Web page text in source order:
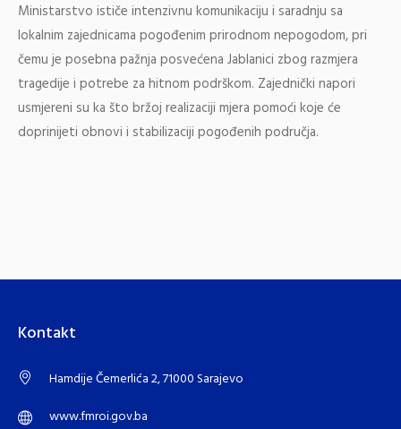
Ministarstvo ističe intenzivnu komunikaciju i saradnju sa
lokalnim zajednicama pogođenim prirodnom nepogodom, pri
čemu je posebna pažnja posvećena Jablanici zbog razmjera
tragedije i potrebe za hitnom podrškom. Zajednički napori
usmjereni su ka što bržoj realizaciji mjera pomoći koje će
doprinijeti obnovi i stabilizaciji pogođenih područja.
Kontakt
Hamdije Čemerlića 2, 71000 Sarajevo
www.fmroi.gov.ba